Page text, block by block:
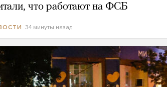
что работают на ФСБ
34 минуты назад